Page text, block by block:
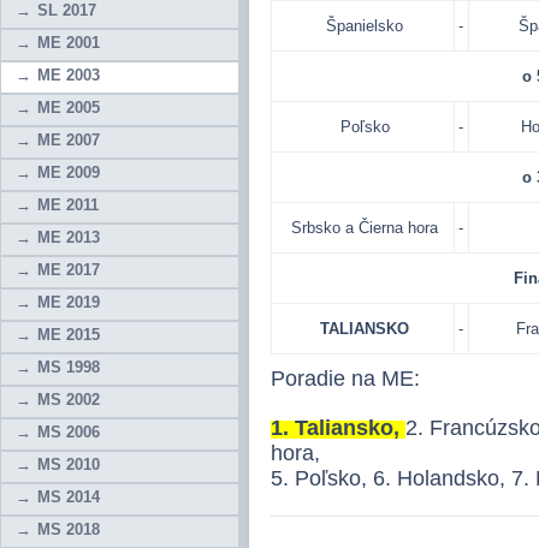
SL 2017
ME 2001
ME 2003
ME 2005
ME 2007
ME 2009
ME 2011
ME 2013
ME 2017
ME 2019
ME 2015
MS 1998
MS 2002
MS 2006
MS 2010
MS 2014
MS 2018
Španielsko -
o
Poľsko -
o
Srbsko a Čierna hora -
TALIANSKO -
Poradie na ME:
1. Taliansko,2.
hora,
5. Poľsko, 6. Holandsko, 7.